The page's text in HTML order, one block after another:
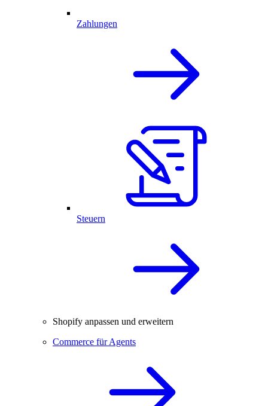
Zahlungen
Steuern
Shopify anpassen und erweitern
Commerce für Agents